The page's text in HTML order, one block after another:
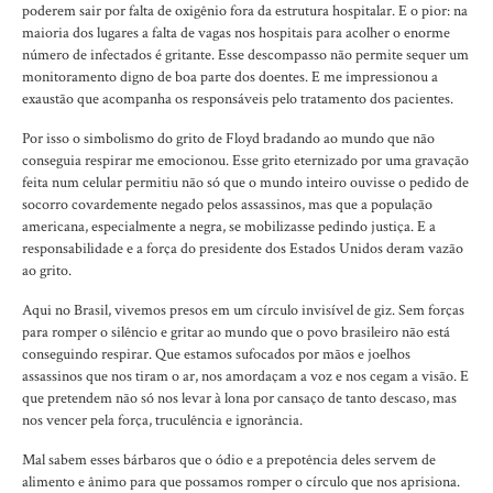
poderem sair por falta de oxigênio fora da estrutura hospitalar. E o pior: na
maioria dos lugares a falta de vagas nos hospitais para acolher o enorme
número de infectados é gritante. Esse descompasso não permite sequer um
monitoramento digno de boa parte dos doentes. E me impressionou a
exaustão que acompanha os responsáveis pelo tratamento dos pacientes.
Por isso o simbolismo do grito de Floyd bradando ao mundo que não
conseguia respirar me emocionou. Esse grito eternizado por uma gravação
feita num celular permitiu não só que o mundo inteiro ouvisse o pedido de
socorro covardemente negado pelos assassinos, mas que a população
americana, especialmente a negra, se mobilizasse pedindo justiça. E a
responsabilidade e a força do presidente dos Estados Unidos deram vazão
ao grito.
Aqui no Brasil, vivemos presos em um círculo invisível de giz. Sem forças
para romper o silêncio e gritar ao mundo que o povo brasileiro não está
conseguindo respirar. Que estamos sufocados por mãos e joelhos
assassinos que nos tiram o ar, nos amordaçam a voz e nos cegam a visão. E
que pretendem não só nos levar à lona por cansaço de tanto descaso, mas
nos vencer pela força, truculência e ignorância.
Mal sabem esses bárbaros que o ódio e a prepotência deles servem de
alimento e ânimo para que possamos romper o círculo que nos aprisiona.